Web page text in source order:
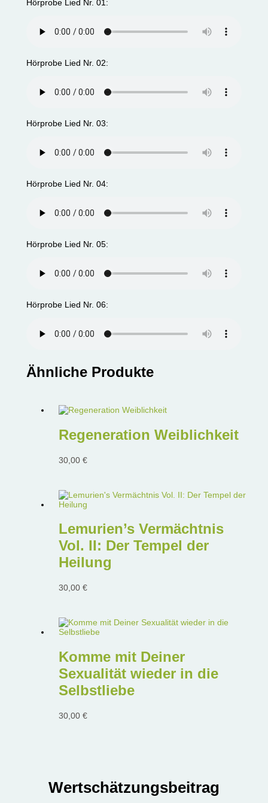
Hörprobe Lied Nr. 01:
Hörprobe Lied Nr. 02:
Hörprobe Lied Nr. 03:
Hörprobe Lied Nr. 04:
Hörprobe Lied Nr. 05:
Hörprobe Lied Nr. 06:
Ähnliche Produkte
Regeneration Weiblichkeit
30,00 €
Lemurien’s Vermächtnis
Vol. II: Der Tempel der
Heilung
30,00 €
Komme mit Deiner
Sexualität wieder in die
Selbstliebe
30,00 €
Wertschätzungsbeitrag